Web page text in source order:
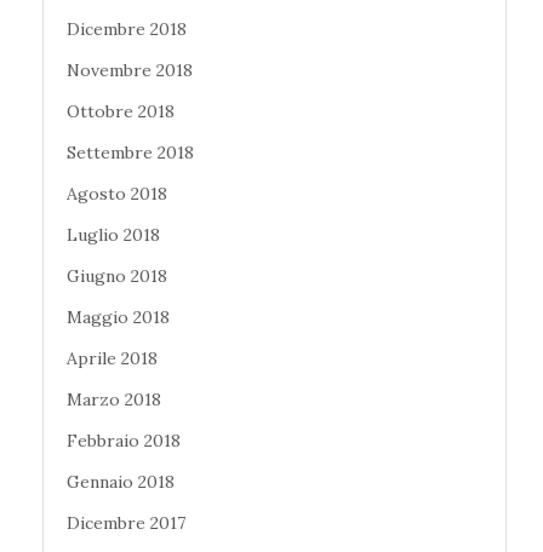
Dicembre 2018
Novembre 2018
Ottobre 2018
Settembre 2018
Agosto 2018
Luglio 2018
Giugno 2018
Maggio 2018
Aprile 2018
Marzo 2018
Febbraio 2018
Gennaio 2018
Dicembre 2017